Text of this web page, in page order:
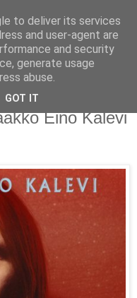
yet.
Eino Kalevi
to deliver its services
and user-agent are
and security
generate usage
abuse.
GOT IT